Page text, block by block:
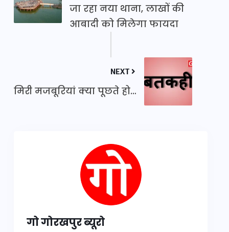
जा रहा नया थाना, लाखों की
आबादी को मिलेगा फायदा
NEXT
मिरी मजबूरियां क्या पूछते हो…
गो गोरखपुर ब्यूरो